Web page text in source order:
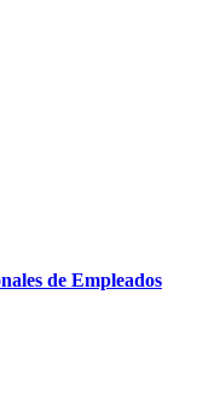
de Empleados